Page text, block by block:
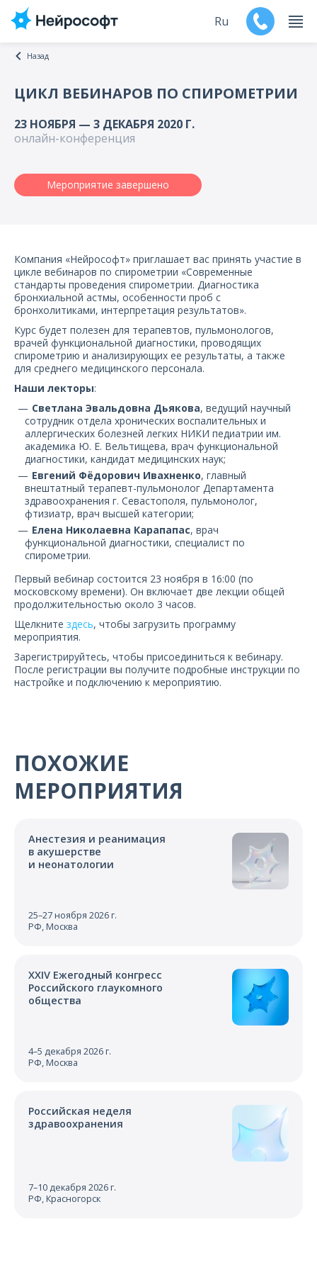
Контакты
Обучение
Дилеры
О компании
Карьера
Ru
Назад
ЦИКЛ ВЕБИНАРОВ ПО СПИРОМЕТРИИ
23 НОЯБРЯ — 3 ДЕКАБРЯ 2020 Г.
онлайн-конференция
Мероприятие завершено
Компания «Нейрософт» приглашает вас принять участие в
цикле вебинаров по спирометрии «Современные
стандарты проведения спирометрии. Диагностика
бронхиальной астмы, особенности проб с
бронхолитиками, интерпретация результатов».
Курс будет полезен для терапевтов, пульмонологов,
врачей функциональной диагностики, проводящих
спирометрию и анализирующих ее результаты, а также
для среднего медицинского персонала.
Наши лекторы:
Светлана Эвальдовна Дьякова, ведущий научный
сотрудник отдела хронических воспалительных и
аллергических болезней легких НИКИ педиатрии им.
академика Ю. Е. Вельтищева, врач функциональной
диагностики, кандидат медицинских наук;
Евгений Фёдорович Ивахненко, главный
внештатный терапевт-пульмонолог Департамента
здравоохранения г. Севастополя, пульмонолог,
фтизиатр, врач высшей категории;
Елена Николаевна Карапапас, врач
функциональной диагностики, специалист по
спирометрии.
Первый вебинар состоится 23 ноября в 16:00 (по
московскому времени). Он включает две лекции общей
продолжительностью около 3 часов.
Щелкните здесь, чтобы загрузить программу
мероприятия.
Зарегистрируйтесь, чтобы присоединиться к вебинару.
После регистрации вы получите подробные инструкции по
настройке и подключению к мероприятию.
ПОХОЖИЕ
МЕРОПРИЯТИЯ
Анестезия и реанимация
в акушерстве
и неонатологии
25–27 ноября 2026 г.
РФ, Москва
XXIV Ежегодный конгресс
Российского глаукомного
общества
4–5 декабря 2026 г.
РФ, Москва
Российская неделя
здравоохранения
7–10 декабря 2026 г.
РФ, Красногорск